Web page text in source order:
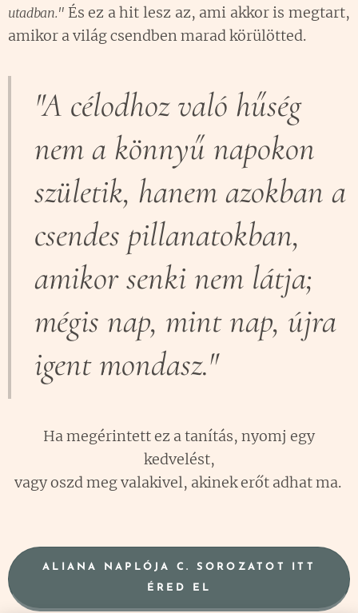
utadban." És ez a hit lesz az, ami akkor is megtart,
amikor a világ csendben marad körülötted.
"A célodhoz való hűség
nem a könnyű napokon
születik, hanem azokban a
csendes pillanatokban,
amikor senki nem látja;
mégis nap, mint nap, újra
igent mondasz."
🫵 Ha megérintett ez a tanítás, nyomj egy 👍
kedvelést,
vagy oszd meg valakivel, akinek erőt adhat ma.
ALIANA NAPLÓJA C. SOROZATOT ITT
ÉRED EL